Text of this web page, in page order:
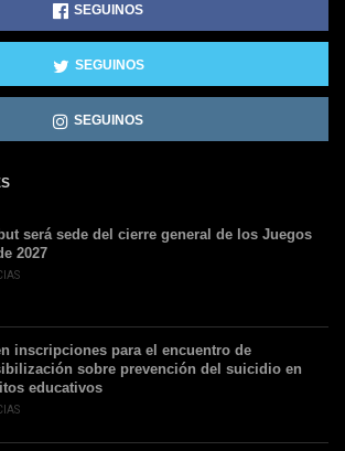
SEGUINOS
SEGUINOS
SEGUINOS
será sede del cierre general de los Juegos
2027
inscripciones para el encuentro de
sobre prevención del suicidio en
educativos